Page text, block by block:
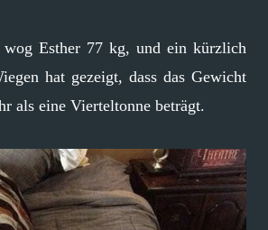
Esther 77 kg, und ein kürzlich
hat gezeigt, dass das Gewicht
als eine Vierteltonne beträgt.